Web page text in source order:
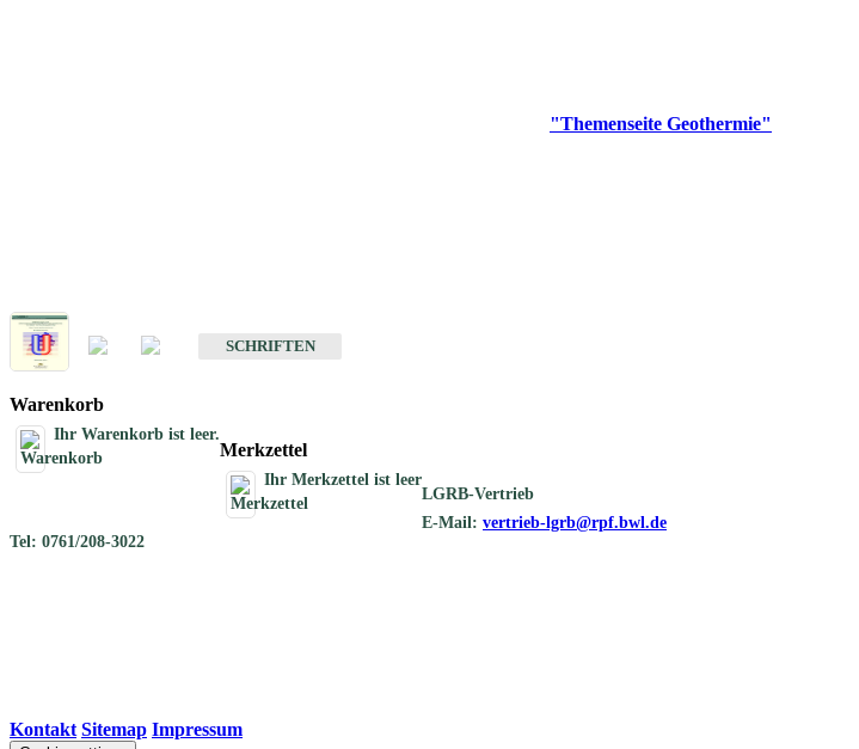
"Themenseite Geothermie"
SCHRIFTEN
Warenkorb
Ihr Warenkorb ist leer.
Merkzettel
Ihr Merkzettel ist leer
LGRB-Vertrieb
E-Mail: vertrieb-lgrb@rpf.bwl.de
Tel: 0761/208-3022
Kontakt Sitemap Impressum